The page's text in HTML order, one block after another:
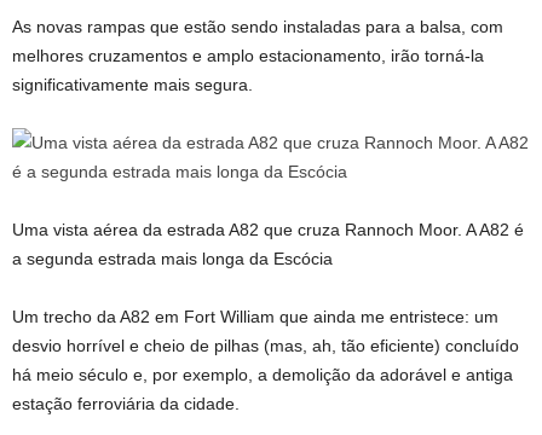
As novas rampas que estão sendo instaladas para a balsa, com
melhores cruzamentos e amplo estacionamento, irão torná-la
significativamente mais segura.
Uma vista aérea da estrada A82 que cruza Rannoch Moor. A A82 é
a segunda estrada mais longa da Escócia
Um trecho da A82 em Fort William que ainda me entristece: um
desvio horrível e cheio de pilhas (mas, ah, tão eficiente) concluído
há meio século e, por exemplo, a demolição da adorável e antiga
estação ferroviária da cidade.